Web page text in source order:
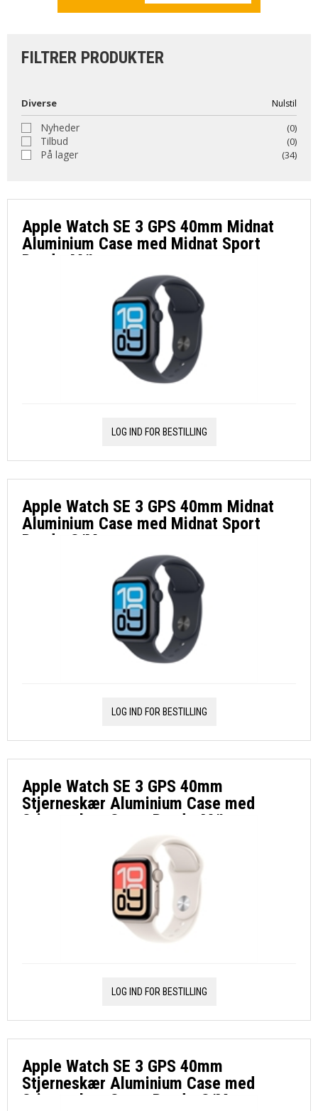
FORRETNINGSBETINGELSER
FILTRER PRODUKTER
Diverse Nulstil
Nyheder (0)
Tilbud (0)
På lager (34)
Apple Watch SE 3 GPS 40mm Midnat
Aluminium Case med Midnat Sport
Band - M/L
LOG IND FOR BESTILLING
Apple Watch SE 3 GPS 40mm Midnat
Aluminium Case med Midnat Sport
Band - S/M
LOG IND FOR BESTILLING
Apple Watch SE 3 GPS 40mm
Stjerneskær Aluminium Case med
Stjerneskær Sport Band - M/L
LOG IND FOR BESTILLING
Apple Watch SE 3 GPS 40mm
Stjerneskær Aluminium Case med
Stjerneskær Sport Band - S/M